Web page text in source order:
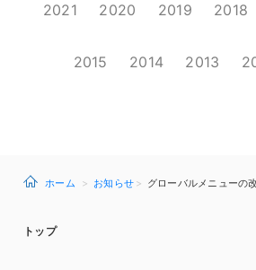
2021 2020 2019 2018
2015 2014 2013
ホーム お知らせ グローバルメニューの
トップ